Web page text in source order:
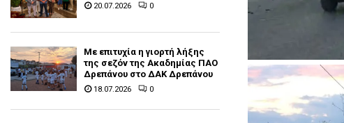
20.07.2026 0
Με επιτυχία η γιορτή λήξης
της σεζόν της Ακαδημίας ΠΑΟ
Δρεπάνου στο ΔΑΚ Δρεπάνου
18.07.2026 0